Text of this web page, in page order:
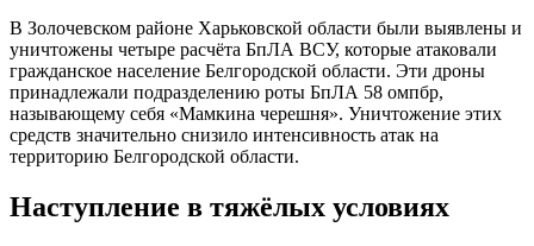
В Золочевском районе Харьковской области были выявлены и
уничтожены четыре расчёта БпЛА ВСУ, которые атаковали
гражданское население Белгородской области. Эти дроны
принадлежали подразделению роты БпЛА 58 омпбр,
называющему себя «Мамкина черешня». Уничтожение этих
средств значительно снизило интенсивность атак на
территорию Белгородской области.
Наступление в тяжёлых условиях